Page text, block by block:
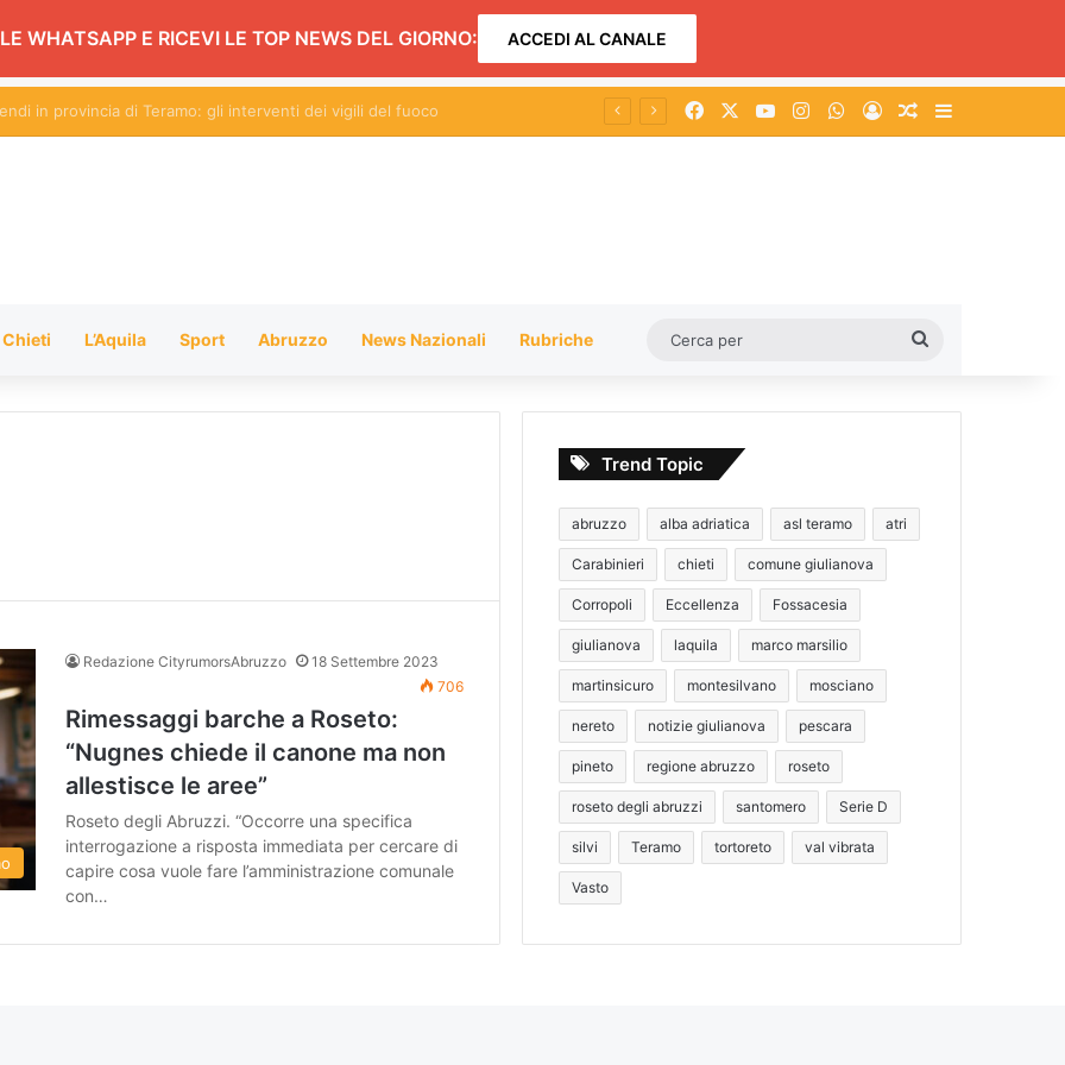
WHATSAPP E RICEVI LE TOP NEWS DEL GIORNO: ACCEDI AL CANALE
dei negozi alimentari del centro entro le 20.30: l’ordinanza Facebook You TubeInstagramWhatsApp
AccediUn articolo a
Chieti L’Aquila Sport Abruzzo News Nazionali Rubriche
Redazione CityrumorsAbruzzo
18 Settembre 2023
706
Rimessaggi barche a Roseto:
“Nugnes chiede il canone ma non
allestisce le aree”
Roseto degli Abruzzi. “Occorre una specifica
interrogazione a risposta immediata per cercare di
capire cosa vuole fare l’amministrazione comunale
con…
Trend Topic
abruzzo alba adriatica asl teramo atri
Carabinieri chieti comune giulianova
Corropoli Eccellenza Fossacesia
giulianova laquila marco marsilio
martinsicuro montesilvano mosciano
nereto notizie giulianova pescara
pineto regione abruzzo roseto
roseto degli abruzzi santomero Serie D
silvi Teramo tortoreto val vibrata
Vasto